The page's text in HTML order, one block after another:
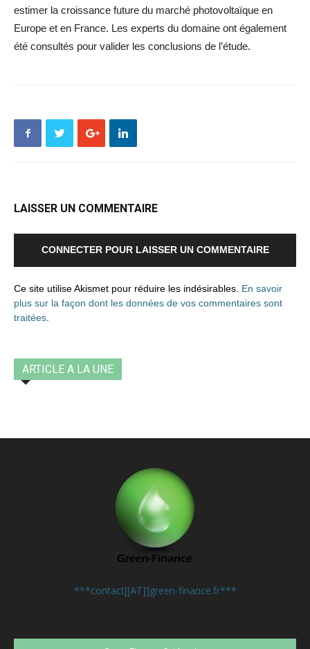
estimer la croissance future du marché photovoltaïque en
Europe et en France. Les experts du domaine ont également
été consultés pour valider les conclusions de l’étude.
LAISSER UN COMMENTAIRE
CONNECTER POUR LAISSER UN COMMENTAIRE
Ce site utilise Akismet pour réduire les indésirables. En savoir
plus sur la façon dont les données de vos commentaires sont
traitées
ARTICLE A LA UNE
***contact[[AT]]green-finance.fr***